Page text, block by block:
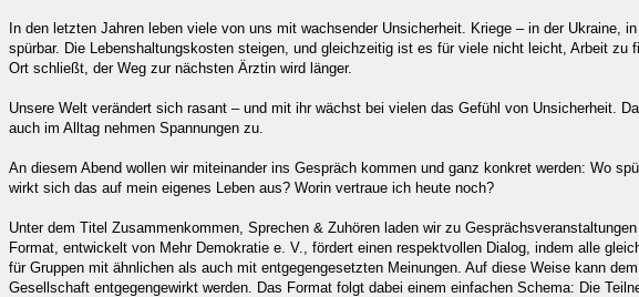
In den letzten Jahren leben viele von uns mit wachsender Unsicherheit. Kriege – in der Ukraine,
spürbar. Die Lebenshaltungskosten steigen, und gleichzeitig ist es für viele nicht leicht, Arbeit zu
Ort schließt, der Weg zur nächsten Ärztin wird länger.
Unsere Welt verändert sich rasant – und mit ihr wächst bei vielen das Gefühl von Unsicherheit.
auch im Alltag nehmen Spannungen zu.
An diesem Abend wollen wir miteinander ins Gespräch kommen und ganz konkret werden: Wo
wirkt sich das auf mein eigenes Leben aus? Worin vertraue ich heute noch?
Unter dem Titel Zusammenkommen, Sprechen & Zuhören laden wir zu
Format, entwickelt von Mehr Demokratie e. V., fördert einen respektvollen Dialog, indem alle
für Gruppen mit ähnlichen als auch mit entgegengesetzten Meinungen. Auf diese Weise kann
Gesellschaft entgegengewirkt werden. Das Format folgt dabei einem einfachen Schema: Die